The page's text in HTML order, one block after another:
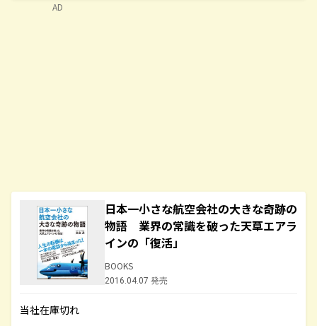
日本一小さな航空会社の大きな奇跡の
物語 業界の常識を破った天草エアラ
インの「復活」
BOOKS
2016.04.07 発売
当社在庫切れ
AD